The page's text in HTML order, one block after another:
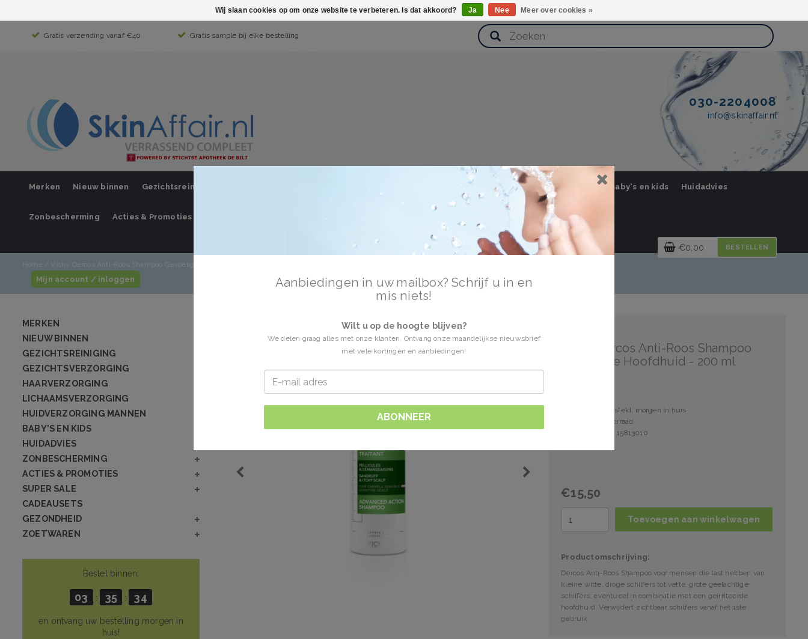
Gratis verzending vanaf €40 Gratis sample bij elke bestelling
030-2204008
info@skinaffair.nl
Merken Nieuw binnen Gezichtsreiniging Lichaamsverzorging Huidverzorging Mannen Baby's en kids Huidadvies
Zonbescherming Acties & Promoties
€0,00 BESTELLEN
Home/ Vichy Dercos Anti-Roos Shampoo Gevoelige Hoofdhuid - 200 ml
Mijn account / inloggen
MERKEN
NIEUW BINNEN
GEZICHTSREINIGING
GEZICHTSVERZORGING
HAARVERZORGING
LICHAAMSVERZORGING
HUIDVERZORGING MANNEN
BABY'S EN KIDS
HUIDADVIES
ZONBESCHERMING
ACTIES & PROMOTIES
SUPER SALE
CADEAUSETS
GEZONDHEID
ZOETWAREN
Bestel binnen:
03 : 35 : 33
en ontvang uw bestelling morgen in
huis!
Vichy Dercos Anti-Roos Shampoo
Gevoelige Hoofdhuid - 200 ml
Voor 15:00 besteld, morgen in huis
1 stuks op voorraad
Artikelnummer: 15813010
€15,50
Toevoegen aan winkelwagen
Productomschrijving:
Dercos Anti-Roos Shampoo voor mensen die last hebben van
kleine witte, droge schilfers tot vette, grote geelachtige
schilfers, eventueel in combinatie met een geïrriteerde
hoofdhuid. Verwijdert zichtbaar schilfers vanaf het 1ste
gebruik.
Aanbiedingen in uw mailbox? Schrijf u in en
mis niets!
Wilt u op de hoogte blijven?
We delen graag alles met onze klanten. Ontvang onze maandelijkse nieuwsbrief
met vele kortingen en aanbiedingen!
ABONNEER
Wij slaan cookies op om onze website te verbeteren. Is dat akkoord? Ja Nee Meer over cookies »